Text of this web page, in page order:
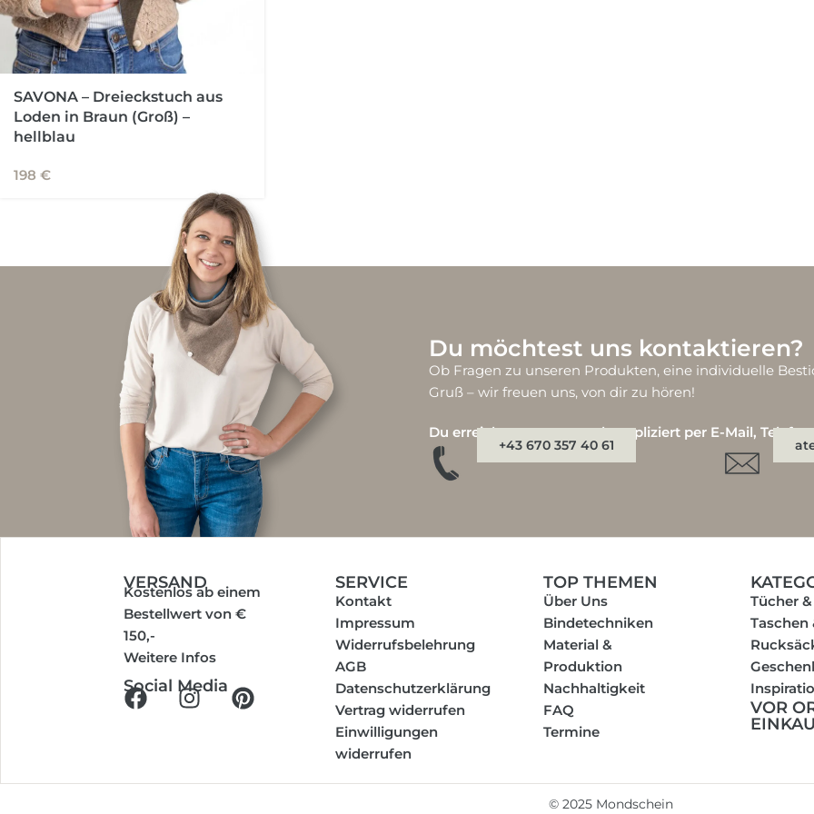
SAVONA – Dreieckstuch aus
Loden in Braun (Groß) –
hellblau
198 €
Du möchtest uns kontaktieren?
Ob Fragen zu unseren Produkten, eine individuelle
Gruß – wir freuen uns, von dir zu hören!
Du erreichst uns ganz unkompliziert per E-Mail,
+43 670 357 40 61
VERSAND
Kostenlos ab einem
Bestellwert von €
150,-
Weitere Infos
Social Media
SERVICE
Kontakt
Impressum
Widerrufsbelehrung
AGB
Datenschutzerklärung
Vertrag widerrufen
Einwilligungen
widerrufen
TOP THEMEN
Über Uns
Bindetechniken
Material &
Produktion
Nachhaltigkeit
FAQ
Termine
Tücher
Taschen
VOR
© 2025 Mondschein